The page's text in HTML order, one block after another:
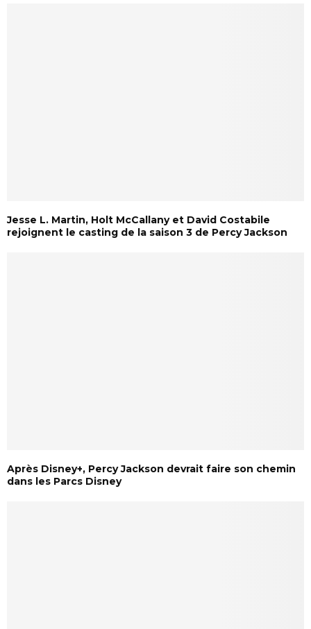
Jesse L. Martin, Holt McCallany et David Costabile
rejoignent le casting de la saison 3 de Percy Jackson
Après Disney+, Percy Jackson devrait faire son chemin
dans les Parcs Disney